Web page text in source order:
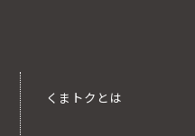
くまトクとは